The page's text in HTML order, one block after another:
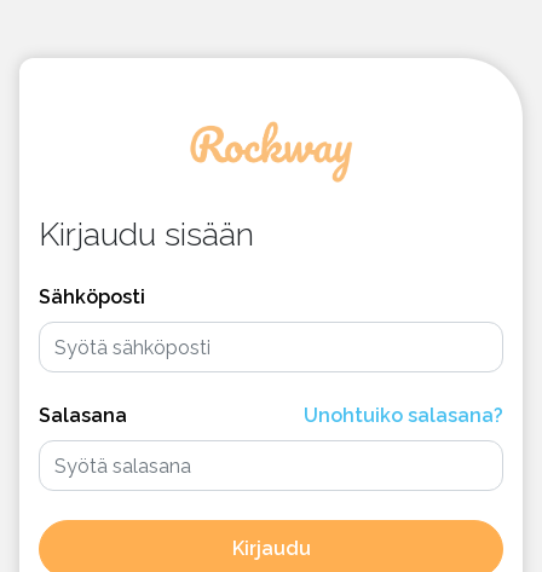
Kirjaudu sisään
Sähköposti
Salasana Unohtuiko salasana?
Kirjaudu